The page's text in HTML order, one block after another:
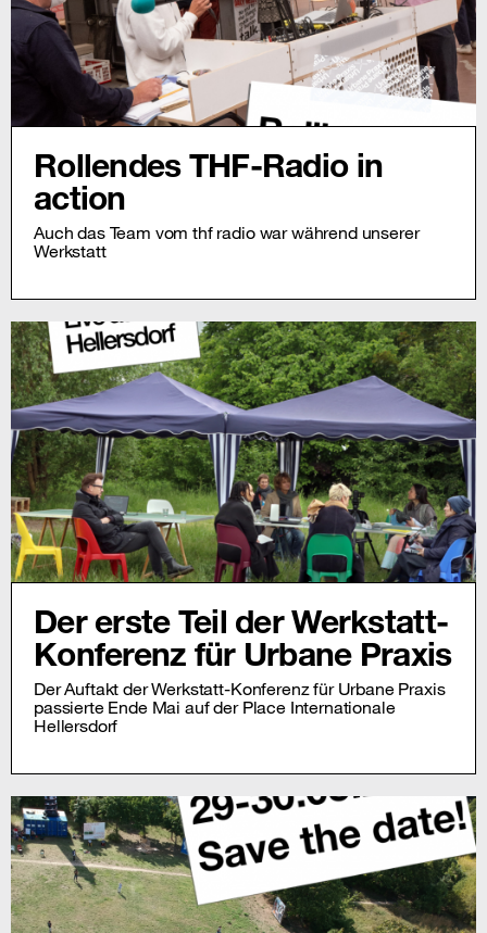
Rollendes THF-Radio in
action
Auch das Team vom thf radio war während unserer
Werkstatt
Der erste Teil der Werkstatt-
Konferenz für Urbane Praxis
Der Auftakt der Werkstatt-Konferenz für Urbane Praxis
passierte Ende Mai auf der Place Internationale
Hellersdorf